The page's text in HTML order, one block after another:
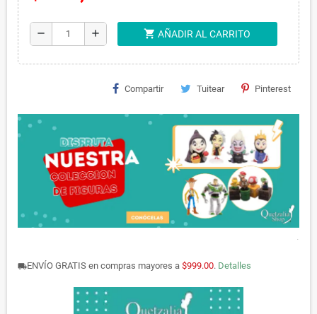
remove add shopping_cart AÑADIR AL CARRITO
Compartir Tuitear Pinterest
.
local_shippingENVÍO GRATIS en compras mayores a $999.00. Detalles